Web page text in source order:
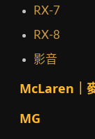
RX-7
RX-8
影音
McLaren｜
MG